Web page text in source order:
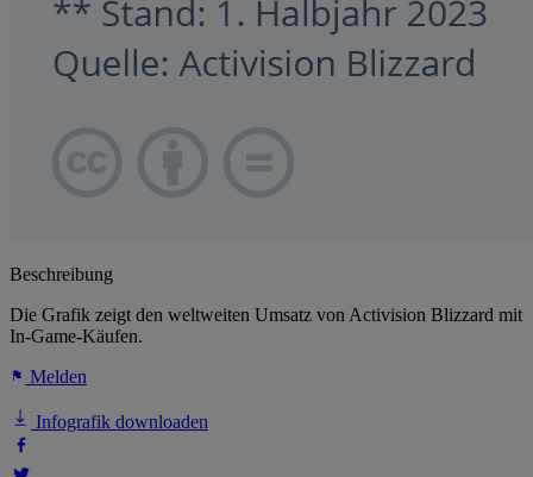
Beschreibung
Die Grafik zeigt den weltweiten Umsatz von Activision Blizzard mit
In-Game-Käufen.
Melden
Infografik downloaden